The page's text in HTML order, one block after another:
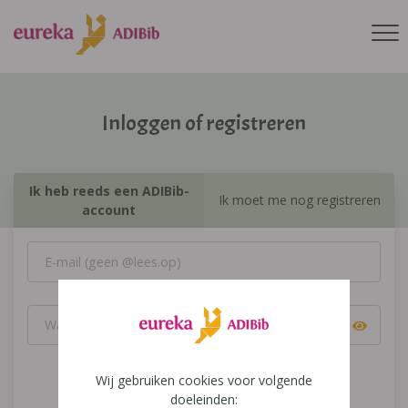
Inloggen of registreren
Ik heb reeds een ADIBib-
account
Ik moet me nog registreren
Inloggen
Wij gebruiken cookies voor volgende
doeleinden: